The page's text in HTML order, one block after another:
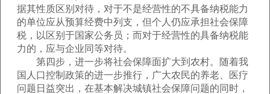
据其性质区别对待，对于不是经营性的不具备纳税能力
的单位应从预算经费中列支，但个人仍应承担社会保障
税，以区别于国家公务员；而对于经营性的具备纳税能
力的，应与企业同等对待。
第四步，进一步将社会保障面扩大到农村。随着我
国人口控制政策的进一步推行，广大农民的养老、医疗
问题日益突出，在基本解决城镇社会保障问题的同时，